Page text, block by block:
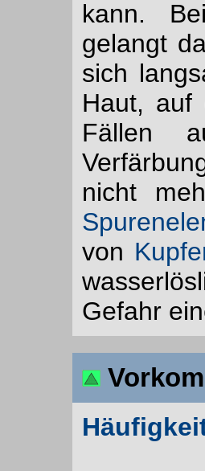
kann.
gelangt
sich
Haut, auf
Fällen
nicht
von
Gefahr